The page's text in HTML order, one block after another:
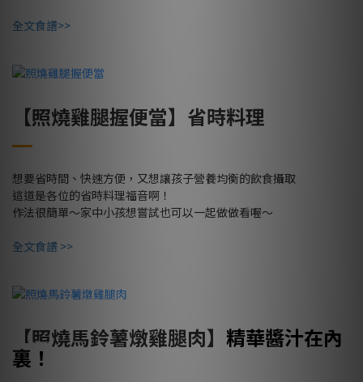
全文食譜>>
【照燒雞腿握便當】省時料理
想要省時間、快速方便，又想讓孩子營養均衡的飲食攝取
這道是各位的省時料理福音啊！
作法很簡單～家中小孩想嘗試也可以一起做做看喔～
全文食譜 >>
【照燒馬鈴薯燉雞腿肉】 精華醬汁在內
裏！